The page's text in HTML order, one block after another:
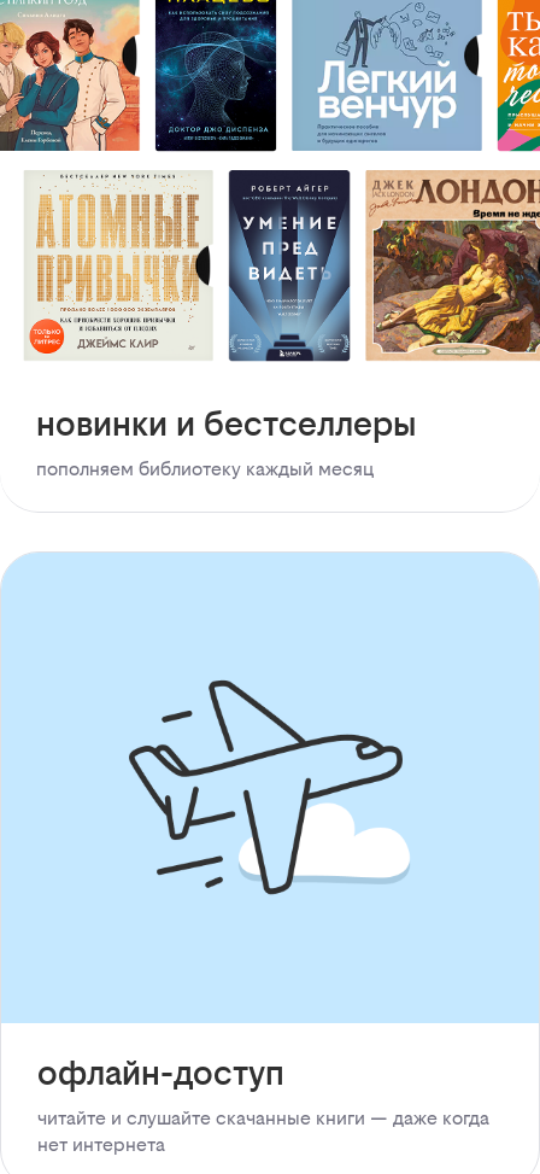
новинки и бестселлеры
пополняем библиотеку каждый месяц
офлайн-доступ
читайте и слушайте скачанные книги — даже когда
нет интернета